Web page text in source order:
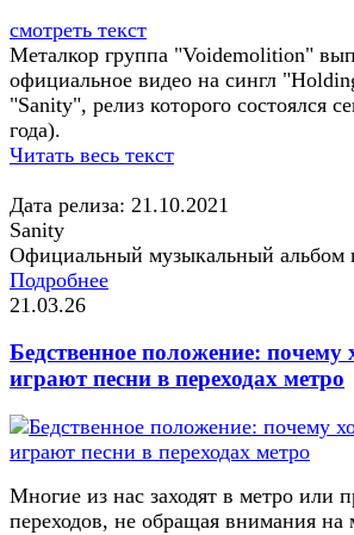
смотреть текст
Металкор группа "Voidemolition"
официальное видео на сингл
"Sanity", релиз которого состоялся
года).
Читать весь текст
Дата релиза: 21.10.2021
Sanity
Официальный музыкальный альбом
Подробнее
21.03.26
Бедственное положение:
играют песни в переходах метро
Многие из нас заходят в метро или
переходов, не обращая внимания на